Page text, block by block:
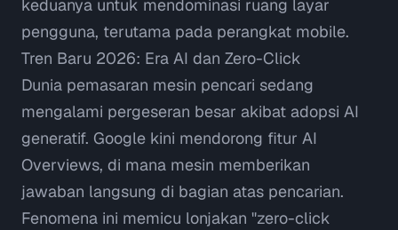
keduanya untuk mendominasi ruang layar
pengguna, terutama pada perangkat mobile.
Tren Baru 2026: Era AI dan Zero-Click
Dunia pemasaran mesin pencari sedang
mengalami pergeseran besar akibat adopsi AI
generatif. Google kini mendorong fitur AI
Overviews, di mana mesin memberikan
jawaban langsung di bagian atas pencarian.
Fenomena ini memicu lonjakan "zero-click